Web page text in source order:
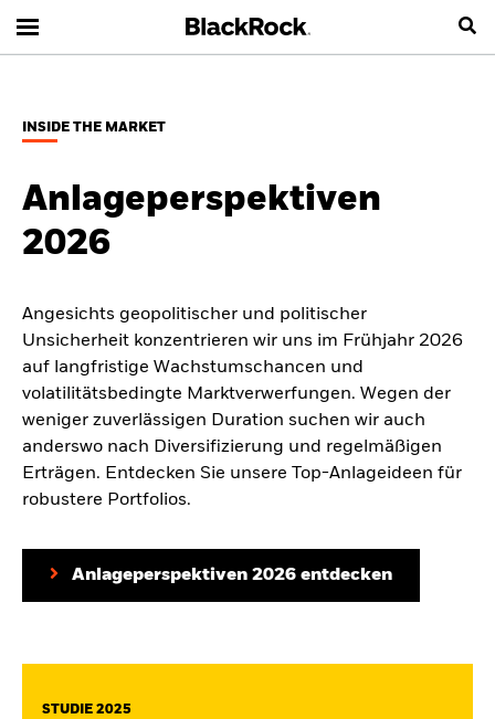
INSIDE THE MARKET
Anlageperspektiven
2026
Angesichts geopolitischer und politischer
Unsicherheit konzentrieren wir uns im Frühjahr 2026
auf langfristige Wachstumschancen und
volatilitätsbedingte Marktverwerfungen. Wegen der
weniger zuverlässigen Duration suchen wir auch
anderswo nach Diversifizierung und regelmäßigen
Erträgen. Entdecken Sie unsere Top-Anlageideen für
robustere Portfolios.
Anlageperspektiven 2026 entdecken
STUDIE 2025